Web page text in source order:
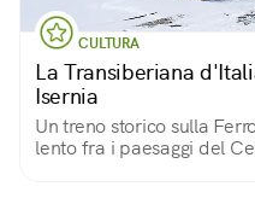
CULTURA
La Transiberiana
Isernia
Un treno storico sulla
lento fra i paesaggi del